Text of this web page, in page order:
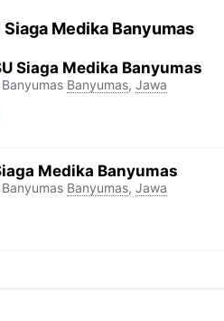
Medika Banyumas
Siaga Medika Banyumas
Banyumas, Jawa
Medika Banyumas
Banyumas, Jawa